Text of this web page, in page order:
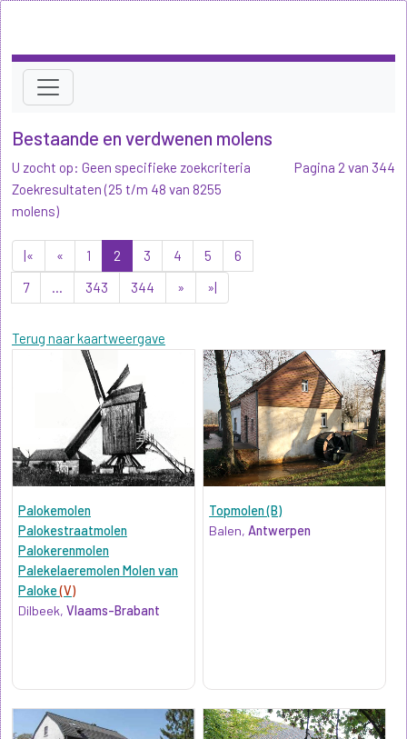
Bestaande en verdwenen molens
U zocht op: Geen specifieke zoekcriteria
Zoekresultaten (25 t/m 48 van 8255
molens)
|« « 1 2 3 4 5
6
7
... 343 344 » »|
Terug naar kaartweergave
Pagina 2 van 344
Palokemolen
Palokestraatmolen
Palokerenmolen
Palekelaeremolen Molen van
Paloke(V)
Dilbeek, Vlaams-Brabant
Topmolen (B)
Balen,Antwerpen